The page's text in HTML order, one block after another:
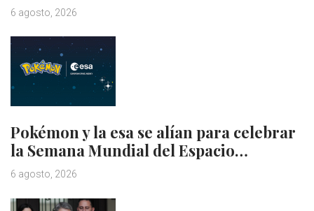
6 agosto, 2026
Pokémon y la esa se alían para celebrar
la Semana Mundial del Espacio…
6 agosto, 2026